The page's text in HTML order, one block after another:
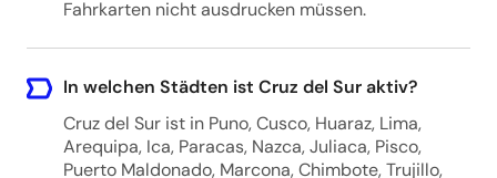
Fahrkarten nicht ausdrucken müssen.
In welchen Städten ist Cruz del Sur aktiv?
Cruz del Sur ist in Puno, Cusco, Huaraz, Lima,
Arequipa, Ica, Paracas, Nazca, Juliaca, Pisco,
Puerto Maldonado, Marcona, Chimbote, Trujillo,